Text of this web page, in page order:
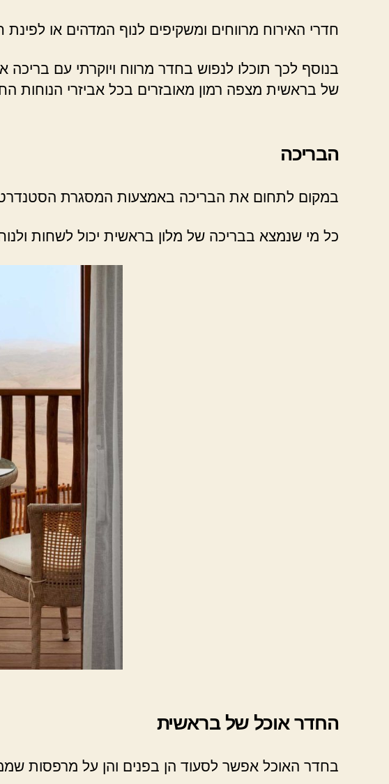
חדרי האירוח מרווחים ומשקיפים לנוף המדהים או לפינת
בנוסף לכך תוכלו לנפוש בחדר מרווח ויוקרתי עם
של בראשית מצפה רמון מאובזרים בכל אביזרי הנוחות
הבריכה
במקום לתחום את הבריכה באמצעות המסגרת
כל מי שנמצא בבריכה של מלון בראשית יכול לשחות
החדר אוכל של בראשית
בחדר האוכל אפשר לסעוד הן בפנים והן על מרפסות